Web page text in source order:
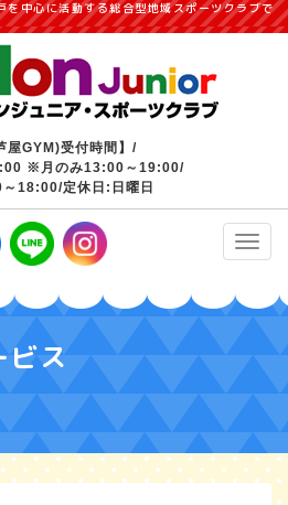
を中心に活動する総合型地域スポーツクラブで
屋GYM)受付時間】/
※月のみ13:00～19:00/
18:00/定休日:日曜日
ビス